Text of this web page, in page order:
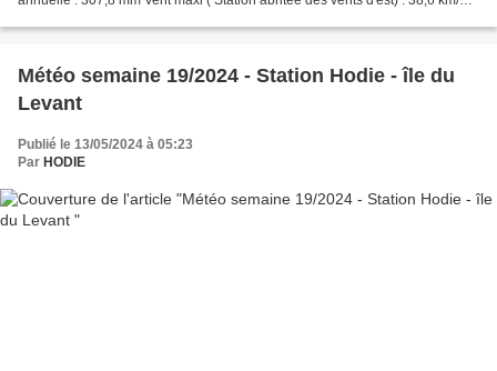
Météo semaine 19/2024 - Station Hodie - île du
Levant
Publié le 13/05/2024 à 05:23
Par HODIE